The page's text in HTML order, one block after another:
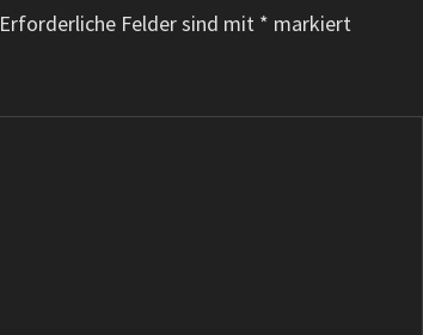
Erforderliche Felder sind mit * markiert